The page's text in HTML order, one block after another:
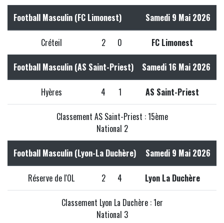
Football Masculin (FC Limonest) Samedi 9 Mai 2026
Créteil 2 0 FC Limonest
Football Masculin (AS Saint-Priest) Samedi 16 Mai 2026
Hyères 4 1 AS Saint-Priest
Classement AS Saint-Priest : 15ème
National 2
Football Masculin (Lyon-La Duchère) Samedi 9 Mai 2026
Réserve de l'OL 2 4 Lyon La Duchère
Classement Lyon La Duchère : 1er
National 3